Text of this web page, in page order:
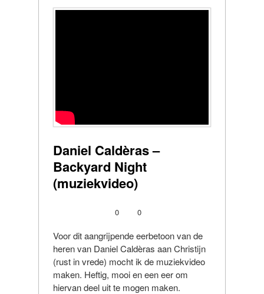
Daniel Caldèras –
Backyard Night
(muziekvideo)
0 0
Voor dit aangrijpende eerbetoon van de
heren van Daniel Caldèras aan Christijn
(rust in vrede) mocht ik de muziekvideo
maken. Heftig, mooi en een eer om
hiervan deel uit te mogen maken.